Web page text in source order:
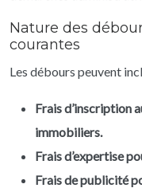
Nature des
courantes
Les débours peuvent
Frais d’inscription
immobiliers.
Frais d’expertise
Frais de publicité